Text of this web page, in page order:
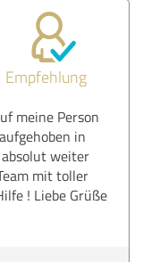
Empfehlung
meine Person
in
weiter
mit toller
! Liebe Grüße